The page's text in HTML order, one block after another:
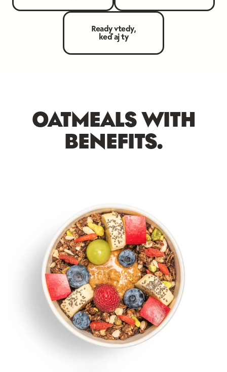
Ready vtedy,
keď aj ty
OATMEALS WITH
BENEFITS.